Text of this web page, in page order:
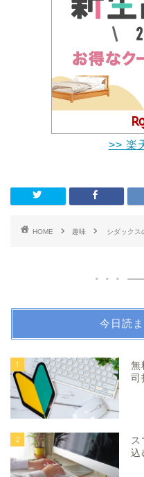
>> 楽
HOME 趣味 シダックス
今日読
1
無
司
2
ス
込